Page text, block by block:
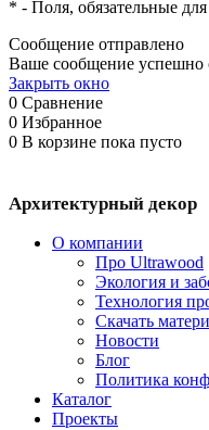
* - Поля, обязательные
Сообщение отправлено
Ваше сообщение успешно
Закрыть окно
0 Сравнение
0 Избранное
0 В корзине пока пусто
Архитектурный декор
О компании
Про Ultrawood
Экология и
Технология
Скачать
Новости
Блог
Политика
Каталог
Проекты